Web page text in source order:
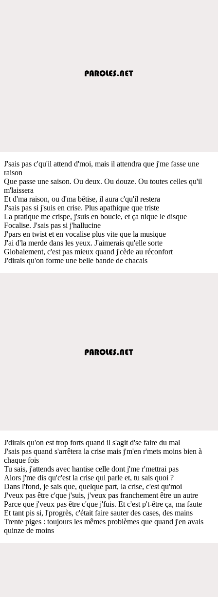
J'sais pas c'qu'il attend d'moi, mais il attendra que j'me fasse une
raison
Que passe une saison. Ou deux. Ou douze. Ou toutes celles qu'il
m'laissera
Et d'ma raison, ou d'ma bêtise, il aura c'qu'il restera
J'sais pas si j'suis en crise. Plus apathique que triste
La pratique me crispe, j'suis en boucle, et ça nique le disque
Focalise. J'sais pas si j'hallucine
J'pars en twist et en vocalise plus vite que la musique
J'ai d'la merde dans les yeux. J'aimerais qu'elle sorte
Globalement, c'est pas mieux quand j'cède au réconfort
J'dirais qu'on forme une belle bande de chacals
J'dirais qu'on est trop forts quand il s'agit d'se faire du mal
J'sais pas quand s'arrêtera la crise mais j'm'en r'mets moins bien à
chaque fois
Tu sais, j'attends avec hantise celle dont j'me r'mettrai pas
Alors j'me dis qu'c'est la crise qui parle et, tu sais quoi ?
Dans l'fond, je sais que, quelque part, la crise, c'est qu'moi
J'veux pas être c'que j'suis, j'veux pas franchement être un autre
Parce que j'veux pas être c'que j'fuis. Et c'est p't-être ça, ma faute
Et tant pis si, l'progrès, c'était faire sauter des cases, des mains
Trente piges : toujours les mêmes problèmes que quand j'en avais
quinze de moins